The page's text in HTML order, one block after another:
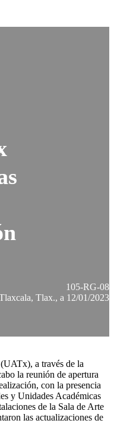
105-RG-08
Tlax., a 12/01/2023
a través de la
la reunión de apertura
con la presencia
y Unidades Académicas
de la Sala de Arte
las actualizaciones de